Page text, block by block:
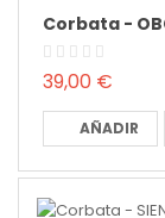
Corbata -
39,00 €
AÑADIR